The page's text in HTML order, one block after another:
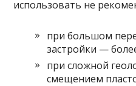
использовать не
при большом
застройки —
при сложной
смещением